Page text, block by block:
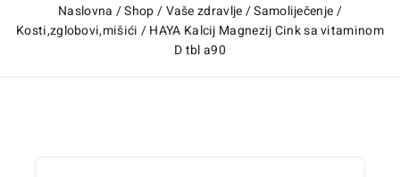
Naslovna /Shop/Vaše zdravlje/Samoliječenje/
Kosti,zglobovi,mišići /HAYA Kalcij Magnezij Cink sa vitaminom
D tbl a90